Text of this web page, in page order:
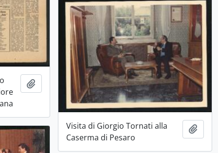
Aggiungi all'area di lavoro
Visita di Giorgio Tornati alla
Caserma di Pesaro